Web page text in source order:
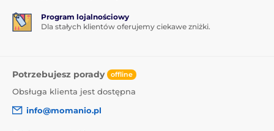
Program lojalnościowy
Dla stałych klientów oferujemy ciekawe zniżki.
Potrzebujesz porady offline
Obsługa klienta jest dostępna
info@momanio.pl